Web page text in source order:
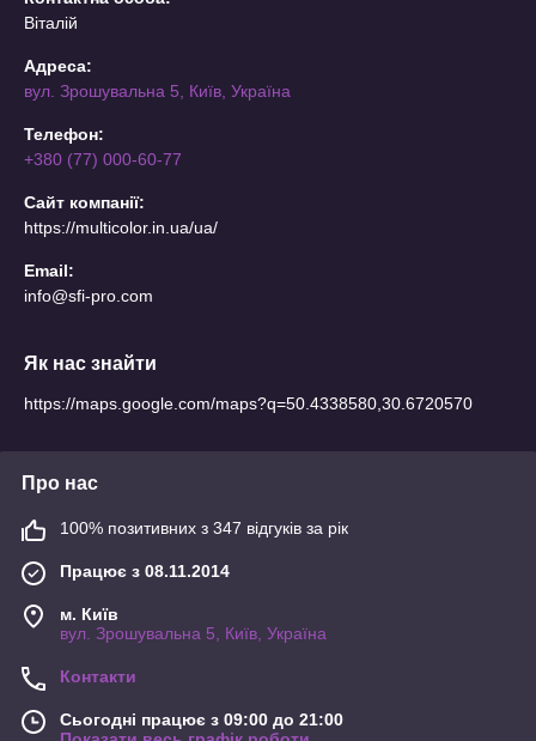
Віталій
Адреса:
вул. Зрошувальна 5, Київ, Україна
Телефон:
+380 (77) 000-60-77
Сайт компанії:
https://multicolor.in.ua/ua/
Email:
info@sfi-pro.com
Як нас знайти
https://maps.google.com/maps?q=50.4338580,30.6720570
Про нас
100% позитивних з 347 відгуків за рік
Працює з 08.11.2014
м. Київ
вул. Зрошувальна 5, Київ, Україна
Контакти
Сьогодні працює з 09:00 до 21:00